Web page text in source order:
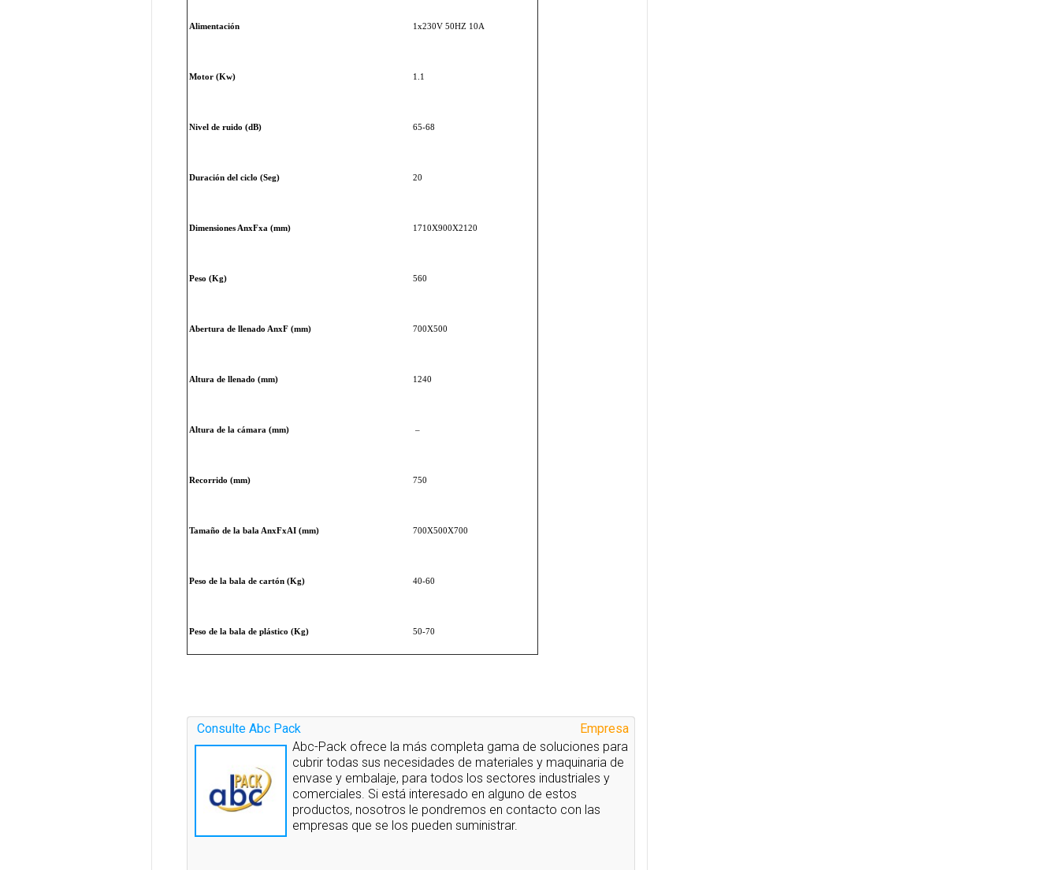
Alimentación 1x230V 50HZ 10A
Motor (Kw) 1.1
Nivel de ruido (dB) 65-68
Duración del ciclo (Seg) 20
Dimensiones AnxFxa (mm) 1710X900X2120
Peso (Kg) 560
Abertura de llenado AnxF (mm) 700X500
Altura de llenado (mm) 1240
Altura de la cámara (mm) –
Recorrido (mm) 750
Tamaño de la bala AnxFxAI (mm) 700X500X700
Peso de la bala de cartón (Kg) 40-60
Peso de la bala de plástico (Kg) 50-70
Empresa
Consulte Abc Pack
Abc-Pack ofrece la más completa gama de soluciones para
cubrir todas sus necesidades de materiales y maquinaria de
envase y embalaje, para todos los sectores industriales y
comerciales. Si está interesado en alguno de estos
productos, nosotros le pondremos en contacto con las
empresas que se los pueden suministrar.